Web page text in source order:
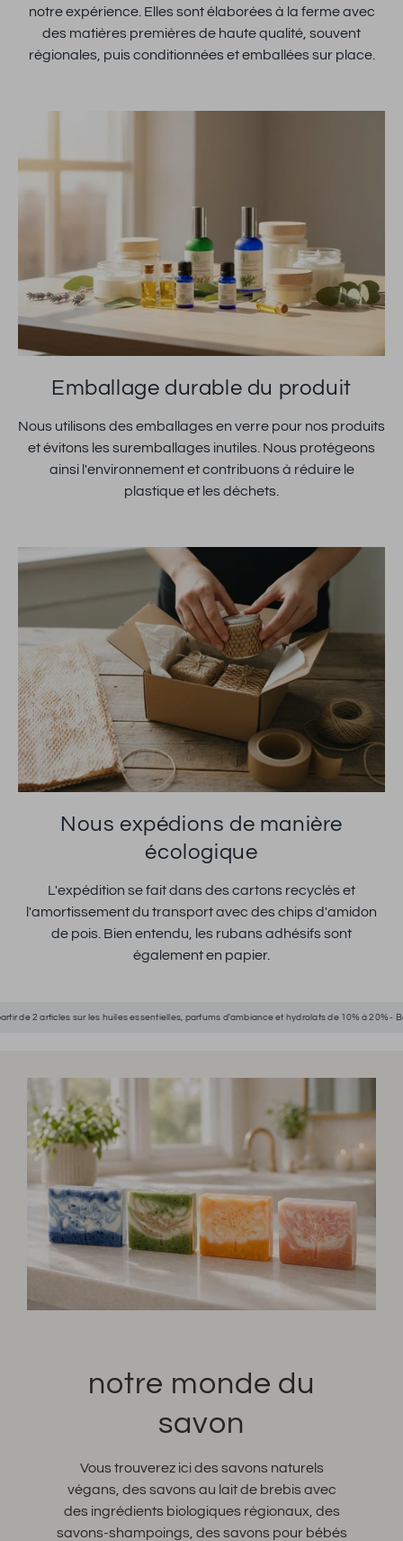
notre expérience. Elles sont élaborées à la ferme avec
des matières premières de haute qualité, souvent
régionales, puis conditionnées et emballées sur place.
Emballage durable du produit
Nous utilisons des emballages en verre pour nos produits
et évitons les suremballages inutiles. Nous protégeons
ainsi l'environnement et contribuons à réduire le
plastique et les déchets.
Nous expédions de manière
écologique
L'expédition se fait dans des cartons recyclés et
l'amortissement du transport avec des chips d'amidon
de pois. Bien entendu, les rubans adhésifs sont
également en papier.
huiles essentielles, parfums d'ambiance et hydrolats de 10% à 20% - Bon shopping !
notre monde du
savon
Vous trouverez ici des savons naturels
végans, des savons au lait de brebis avec
des ingrédients biologiques régionaux, des
savons-shampoings, des savons pour bébés